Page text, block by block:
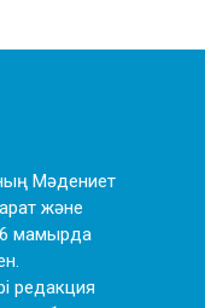
Мәдениет
және
6 мамырда
редакция